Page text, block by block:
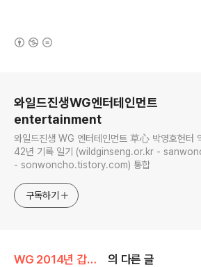
와일드진생WG엔터테인먼트
entertainment
와일드진생 WG 엔터테인먼트 草心 박영호헌터
42년 기록 일기 (wildginseng.or.kr - sanwoncho.or.kr
- sonwoncho.tistory.com) 통합
구독하기
WG 2014년 갑오년 기록 의 다른 글